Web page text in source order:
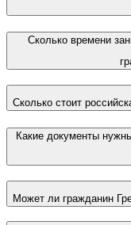
Сколько времени
Сколько стоит
Какие документы
Может ли гражданин